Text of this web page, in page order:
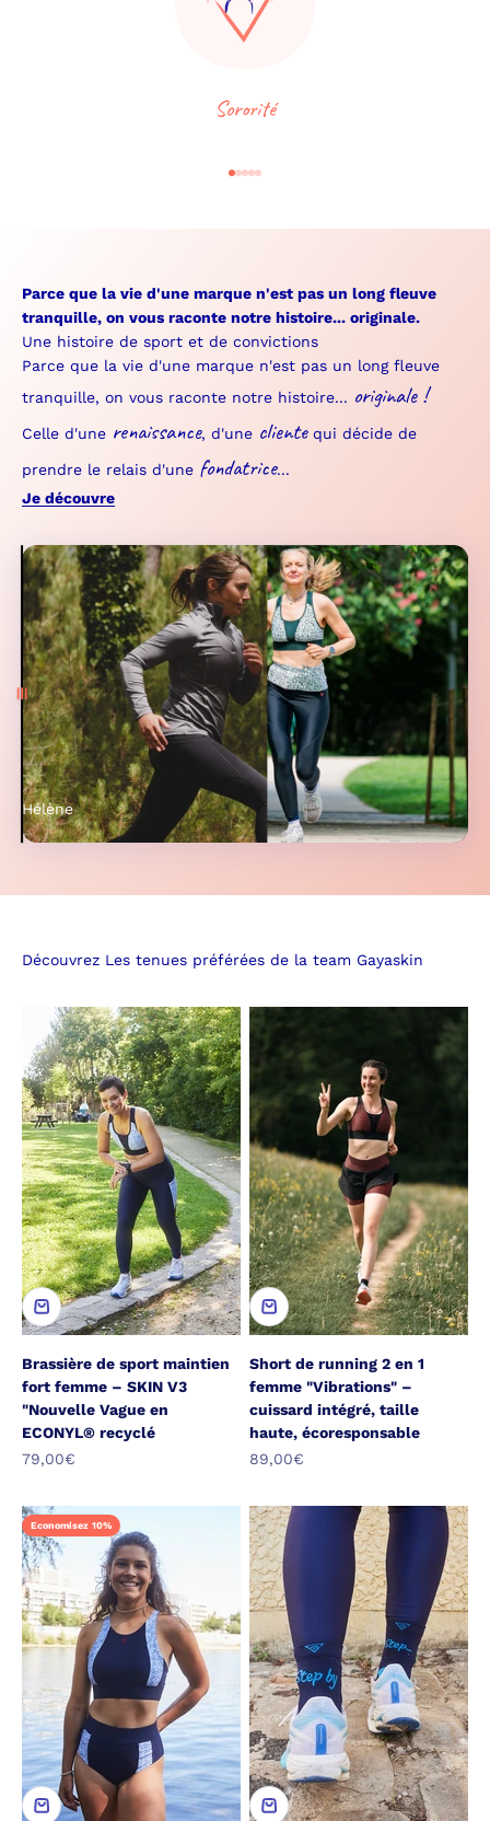
Sororité
Parce que la vie d'une marque n'est pas un long fleuve
tranquille, on vous raconte notre histoire... originale.
Une histoire de sport et de convictions
Parce que la vie d'une marque n'est pas un long fleuve
tranquille, on vous raconte notre histoire... originale !
Celle d'une renaissance, d'une cliente qui décide de
prendre le relais d'une fondatrice...
Je découvre
Hélène
Charlotte
Tirer
Découvrez Les tenues préférées de la team Gayaskin
Brassière de sport maintien
fort femme – SKIN V3
"Nouvelle Vague en
ECONYL® recyclé
Prix de vente
79,00€
Short de running 2 en 1
femme "Vibrations" –
cuissard intégré, taille
haute, écoresponsable
Prix de vente
89,00€
Economisez 10%